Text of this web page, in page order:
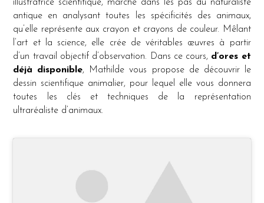
illustratrice scientifique, marche dans les pas du naturaliste
antique en analysant toutes les spécificités des animaux,
qu’elle représente aux crayon et crayons de couleur. Mêlant
l’art et la science, elle crée de véritables œuvres à partir
d’un travail objectif d’observation. Dans ce cours, d’ores et
déjà disponible, Mathilde vous propose de découvrir le
dessin scientifique animalier, pour lequel elle vous donnera
toutes les clés et techniques de la représentation
ultraréaliste d’animaux.